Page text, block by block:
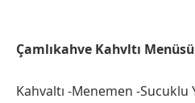
Çamlıkahve Kahvltı Menüsü
Kahvaltı -Menemen -Sucuklu